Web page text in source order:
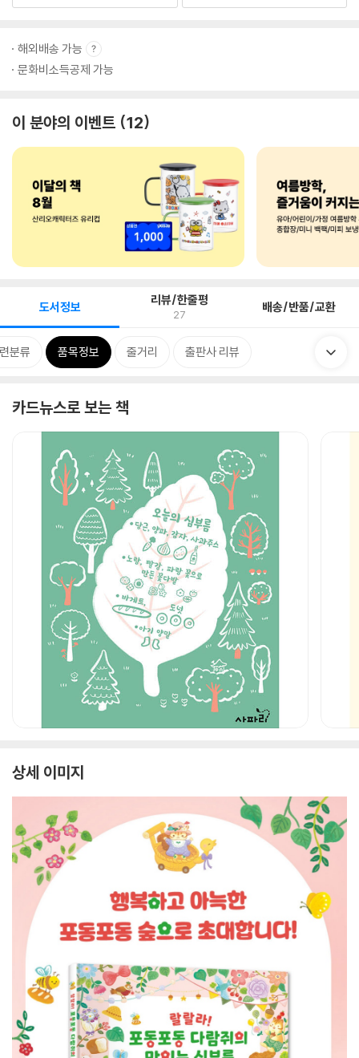
해외배송 가능
문화비소득공제 가능
이 분야의 이벤트 12
도서정보 리뷰/한줄평
27 배송/반품/교환
분류 품목정보 줄거리 출판사 리뷰
카드뉴스로 보는 책
상세 이미지